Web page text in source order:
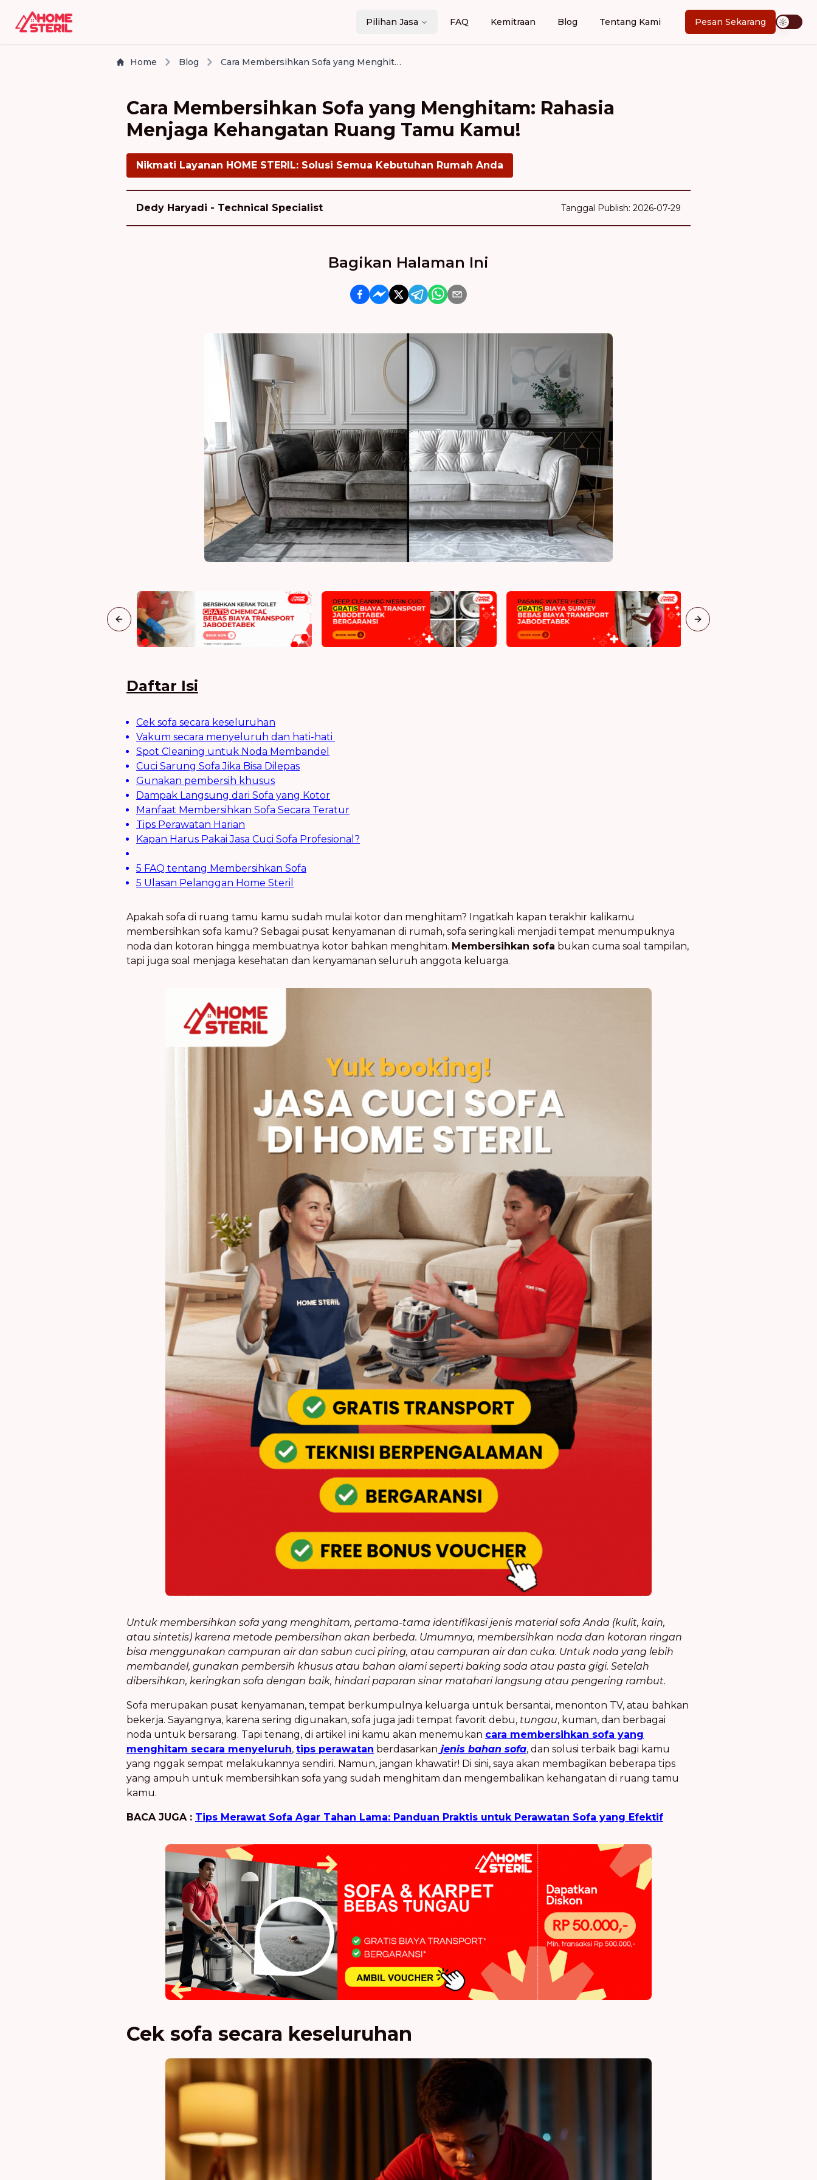
Pilihan Jasa FAQ Kemitraan Blog Tentang Kami Pesan Sekarang
Home Blog Cara Membersihkan Sofa yang Menghitam: Rahasia Menjaga Kehangatan Ruang Tamu Kamu!
Cara Membersihkan Sofa yang Menghitam: Rahasia
Menjaga Kehangatan Ruang Tamu Kamu!
Nikmati Layanan HOME STERIL: Solusi Semua Kebutuhan Rumah Anda
Dedy Haryadi - Technical Specialist Tanggal Publish: 2026-07-29
Bagikan Halaman Ini
Previous slide Next slide
Daftar Isi
Cek sofa secara keseluruhan
Vakum secara menyeluruh dan hati-hati
Spot Cleaning untuk Noda Membandel
Cuci Sarung Sofa Jika Bisa Dilepas
Gunakan pembersih khusus
Dampak Langsung dari Sofa yang Kotor
Manfaat Membersihkan Sofa Secara Teratur
Tips Perawatan Harian
Kapan Harus Pakai Jasa Cuci Sofa Profesional?
5 FAQ tentang Membersihkan Sofa
5 Ulasan Pelanggan Home Steril
Apakah sofa di ruang tamu kamu sudah mulai kotor dan menghitam? Ingatkah kapan terakhir kalikamu
membersihkan sofa kamu? Sebagai pusat kenyamanan di rumah, sofa seringkali menjadi tempat menumpuknya
noda dan kotoran hingga membuatnya kotor bahkan menghitam. Membersihkan sofa bukan cuma soal tampilan,
tapi juga soal menjaga kesehatan dan kenyamanan seluruh anggota keluarga.
Untuk membersihkan sofa yang menghitam, pertama-tama identifikasi jenis material sofa Anda (kulit, kain,
atau sintetis) karena metode pembersihan akan berbeda. Umumnya, membersihkan noda dan kotoran ringan
bisa menggunakan campuran air dan sabun cuci piring, atau campuran air dan cuka. Untuk noda yang lebih
membandel, gunakan pembersih khusus atau bahan alami seperti baking soda atau pasta gigi. Setelah
dibersihkan, keringkan sofa dengan baik, hindari paparan sinar matahari langsung atau pengering rambut.
Sofa merupakan pusat kenyamanan, tempat berkumpulnya keluarga untuk bersantai, menonton TV, atau bahkan
bekerja. Sayangnya, karena sering digunakan, sofa juga jadi tempat favorit debu, tungau, kuman, dan berbagai
noda untuk bersarang. Tapi tenang, di artikel ini kamu akan menemukan cara membersihkan sofa yang
menghitam secara menyeluruh, tips perawatan berdasarkan jenis bahan sofa, dan solusi terbaik bagi kamu
yang nggak sempat melakukannya sendiri. Namun, jangan khawatir! Di sini, saya akan membagikan beberapa tips
yang ampuh untuk membersihkan sofa yang sudah menghitam dan mengembalikan kehangatan di ruang tamu
kamu.
BACA JUGA : Tips Merawat Sofa Agar Tahan Lama: Panduan Praktis untuk Perawatan Sofa yang Efektif
Cek sofa secara keseluruhan